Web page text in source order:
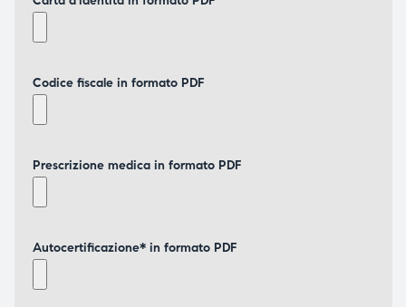
Codice fiscale in formato PDF
Prescrizione medica in formato PDF
Autocertificazione* in formato PDF